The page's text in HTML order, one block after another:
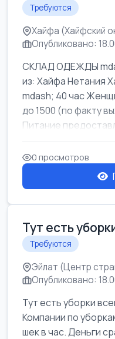
Требуются
Хайфа (Хайфский
Опубликовано:
СКЛАД ОДЕЖДЫ
из: Хайфа Нетания
mdash; 40 час
до 1500 (по факту
Питание
0 просмотров
Тут есть
Требуются
Эйлат (Центр
Опубликовано:
Тут есть уборки
Компании по
шек в час. Деньги